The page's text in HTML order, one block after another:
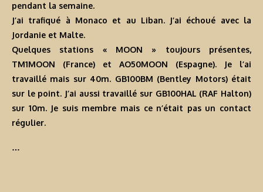
pendant la semaine.
J’ai trafiqué à Monaco et au Liban. J’ai échoué avec la
Jordanie et Malte.
Quelques stations « MOON » toujours présentes,
TM1MOON (France) et AO50MOON (Espagne). Je l’ai
travaillé mais sur 40m. GB100BM (Bentley Motors) était
sur le point. J’ai aussi travaillé sur GB100HAL (RAF Halton)
sur 10m. Je suis membre mais ce n’était pas un contact
régulier.
…